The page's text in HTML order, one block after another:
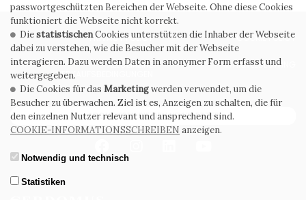
PRIVACY POLICY COOKIE POLICY
ALLGEMEINE
VERKAUFSBEDINGUNGEN
WHISTLEBLOWING
ABONNIEREN SIE DEN NEWSLETTER
passwortgeschützten Bereichen der Webseite. Ohne diese Cookies
funktioniert die Webseite nicht korrekt.
DiestatistischenCookies unterstützen die Inhaber der Webseite
dabei zu verstehen, wie die Besucher mit der Webseite
interagieren. Dazu werden Daten in anonymer Form erfasst und
weitergegeben.
Die Cookies für das Marketingwerden verwendet, um die
Besucher zu überwachen. Ziel ist es, Anzeigen zu schalten, die für
den einzelnen Nutzer relevant und ansprechend sind.
COOKIE-INFORMATIONSSCHREIBEN anzeigen.
Notwendig und technisch
Statistiken